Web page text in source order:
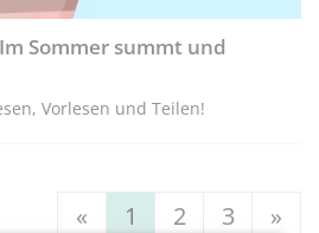
Sommer summt und
Vorlesen und Teilen!
« 1 2 3 »